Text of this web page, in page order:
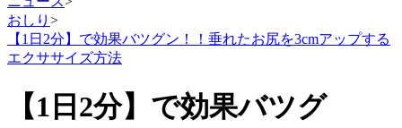
おしり >
【1日2分】で効果バツグン！！垂れたお尻を3cmアップする
エクササイズ方法
【1日2分】で効果バツグ